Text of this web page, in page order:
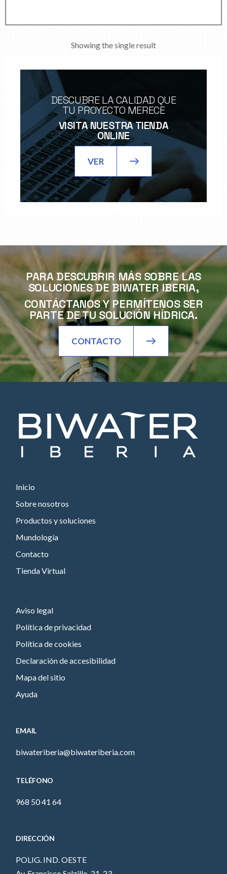
Showing the single result
DESCUBRE LA CALIDAD QUE
TU PROYECTO MERECE
VISITA NUESTRA TIENDA
ONLINE
VER
PARA DESCUBRIR MÁS SOBRE LAS
SOLUCIONES DE BIWATER IBERIA,
CONTÁCTANOS Y PERMÍTENOS SER
PARTE DE TU SOLUCIÓN HÍDRICA.
CONTACTO
Inicio
Sobre nosotros
Productos y soluciones
Mundología
Contacto
Tienda Virtual
Aviso legal
Política de privacidad
Política de cookies
Declaración de accesibilidad
Mapa del sitio
Ayuda
EMAIL
biwateriberia@biwateriberia.com
TELÉFONO
968 50 41 64
DIRECCIÓN
POLIG. IND. OESTE